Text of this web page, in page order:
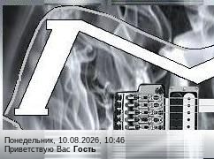
Понедельник, 10.08.2026, 10:46
Приветствую Вас Гость